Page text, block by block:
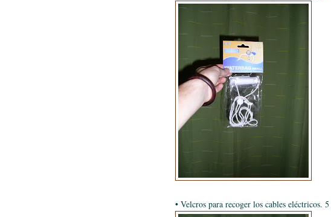
• Velcros para recoger los cables eléctricos.